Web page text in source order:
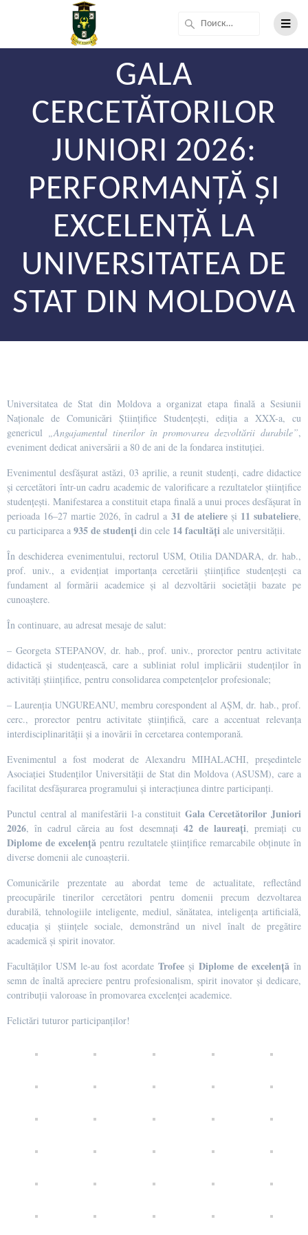
GALA
CERCETĂTORILOR
JUNIORI 2026:
PERFORMANȚĂ ȘI
EXCELENȚĂ LA
UNIVERSITATEA DE
STAT DIN MOLDOVA
Universitatea de Stat din Moldova a organizat etapa finală a Sesiunii
Naționale de Comunicări Științifice Studențești, ediția a XXX-a, cu
genericul „Angajamentul tinerilor în promovarea dezvoltării durabile”,
eveniment dedicat aniversării a 80 de ani de la fondarea instituției.
Evenimentul desfășurat astăzi, 03 aprilie, a reunit studenți, cadre didactice
și cercetători într-un cadru academic de valorificare a rezultatelor științifice
studențești. Manifestarea a constituit etapa finală a unui proces desfășurat în
perioada 16–27 martie 2026, în cadrul a 31 de ateliereși 11 subateliere,
cu participarea a 935 de studenți din cele 14 facultăți ale universității.
În deschiderea evenimentului, rectorul USM, Otilia DANDARA, dr. hab.,
prof. univ., a evidențiat importanța cercetării științifice studențești ca
fundament al formării academice și al dezvoltării societății bazate pe
cunoaștere.
În continuare, au adresat mesaje de salut:
– Georgeta STEPANOV, dr. hab., prof. univ., prorector pentru activitate
didactică și studențească, care a subliniat rolul implicării studenților în
activități științifice, pentru consolidarea competențelor profesionale;
– Laurenția UNGUREANU, membru corespondent al AȘM, dr. hab., prof.
cerc., prorector pentru activitate științifică, care a accentuat relevanța
interdisciplinarității și a inovării în cercetarea contemporană.
Evenimentul a fost moderat de Alexandru MIHALACHI, președintele
Asociației Studenților Universității de Stat din Moldova (ASUSM), care a
facilitat desfășurarea programului și interacțiunea dintre participanți.
Punctul central al manifestării l-a constituit Gala Cercetătorilor Juniori
2026, în cadrul căreia au fost desemnați 42 de laureați, premiați cu
Diplome de excelențăpentru rezultatele științifice remarcabile obținute în
diverse domenii ale cunoașterii.
Comunicările prezentate au abordat teme de actualitate, reflectând
preocupările tinerilor cercetători pentru domenii precum dezvoltarea
durabilă, tehnologiile inteligente, mediul, sănătatea, inteligența artificială,
educația și științele sociale, demonstrând un nivel înalt de pregătire
academică și spirit inovator.
Facultăților USM le-au fost acordate Trofee și Diplome de excelență în
semn de înaltă apreciere pentru profesionalism, spirit inovator și dedicare,
contribuții valoroase în promovarea excelenței academice.
Felictări tuturor participanților!